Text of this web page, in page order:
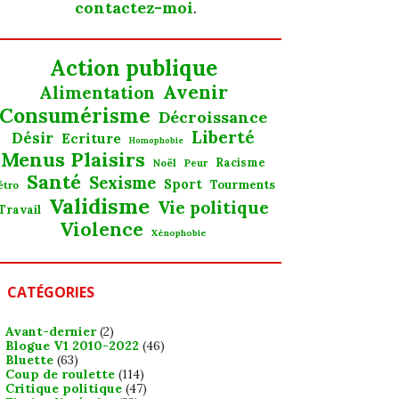
contactez-moi.
Action publique
Alimentation Avenir
Consumérisme Décroissance
Désir Ecriture Homophobie Liberté
Menus Plaisirs Noël Peur
Racisme
Santé Sexisme Sport Tourments
Validisme Vie politique
Violence Xénophobie
CATÉGORIES
Avant-dernier(2)
Blogue V1 2010-2022 (46)
Bluette(63)
Coup de roulette(114)
Critique politique(47)